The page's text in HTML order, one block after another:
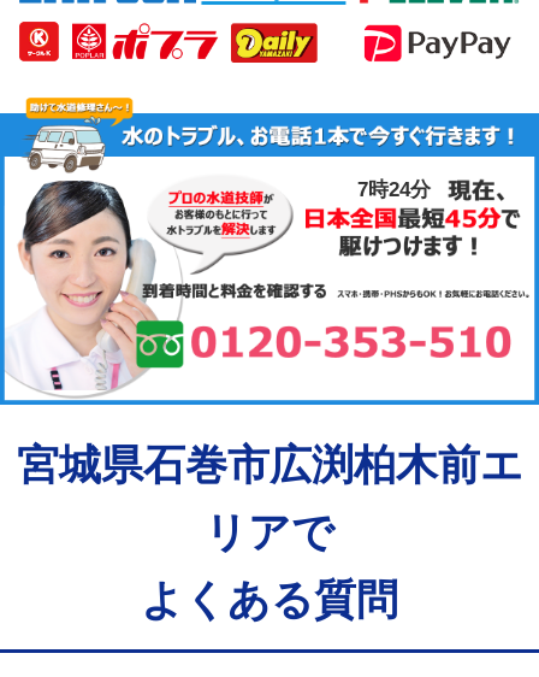
7時25分
宮城県石巻市広渕柏木前エ
リアで
よくある質問